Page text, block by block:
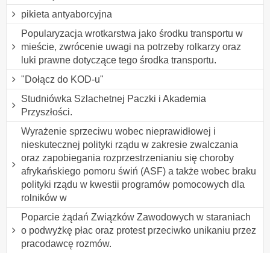
pikieta antyaborcyjna
Popularyzacja wrotkarstwa jako środku transportu w
mieście, zwrócenie uwagi na potrzeby rolkarzy oraz
luki prawne dotyczące tego środka transportu.
"Dołącz do KOD-u"
Studniówka Szlachetnej Paczki i Akademia
Przyszłości.
Wyrażenie sprzeciwu wobec nieprawidłowej i
nieskutecznej polityki rządu w zakresie zwalczania
oraz zapobiegania rozprzestrzenianiu się choroby
afrykańskiego pomoru świń (ASF) a także wobec braku
polityki rządu w kwestii programów pomocowych dla
rolników w
Poparcie żądań Związków Zawodowych w staraniach
o podwyżkę płac oraz protest przeciwko unikaniu przez
pracodawcę rozmów.